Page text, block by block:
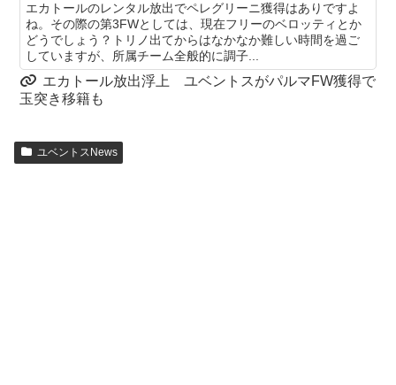
エカトールのレンタル放出でペレグリーニ獲得はありですよ
ね。その際の第3FWとしては、現在フリーのベロッティとか
どうでしょう？トリノ出てからはなかなか難しい時間を過ご
していますが、所属チーム全般的に調子...
エカトール放出浮上 ユベントスがパルマFW獲得で
玉突き移籍も
ユベントスNews